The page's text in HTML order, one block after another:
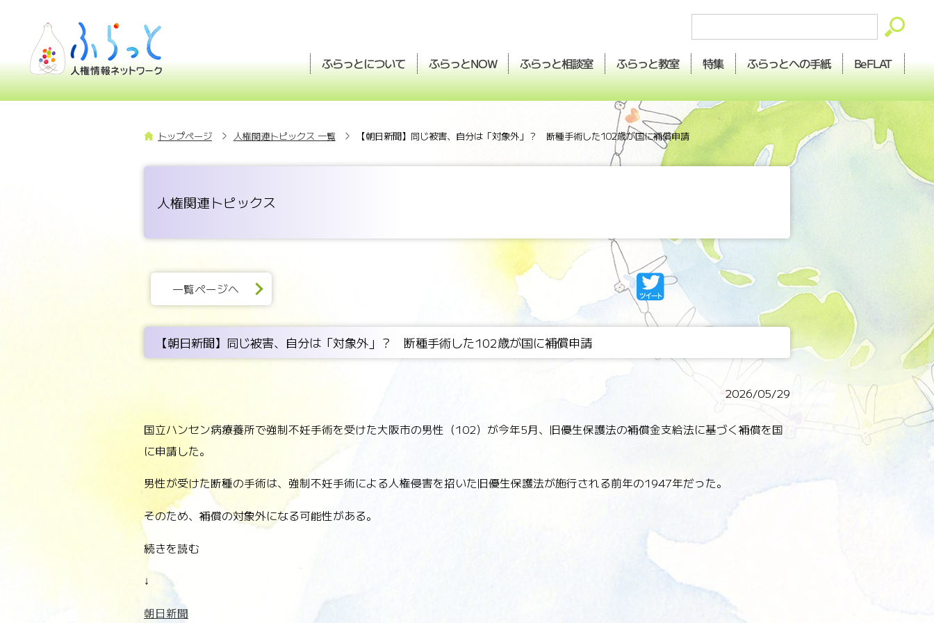
ふらっとについて ふらっとNOW ふらっと相談室 ふらっと教室 特集 ふらっとへの手紙 BeFLAT
トップページ 人権関連トピックス 一覧 【朝日新聞】同じ被害、自分は「対象外」？ 断種手術した102歳が国に補償申請
人権関連トピックス
一覧ページへ
【朝日新聞】同じ被害、自分は「対象外」？ 断種手術した102歳が国に補償申請
2026/05/29
国立ハンセン病療養所で強制不妊手術を受けた大阪市の男性（102）が今年5月、旧優生保護法の補償金支給法に基づく補償を国
に申請した。
男性が受けた断種の手術は、強制不妊手術による人権侵害を招いた旧優生保護法が施行される前年の1947年だった。
そのため、補償の対象外になる可能性がある。
続きを読む
↓
朝日新聞